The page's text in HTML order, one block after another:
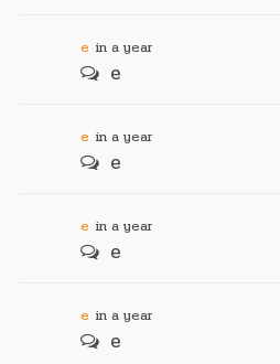
e in a year
e
e in a year
e
e in a year
e
e in a year
e